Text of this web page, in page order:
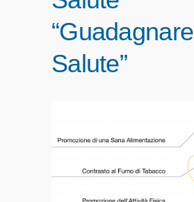
“Guadagnare
Salute”